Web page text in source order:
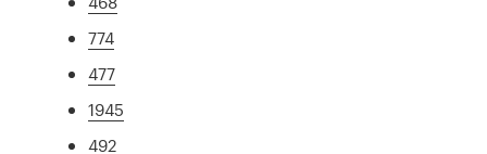
774
477
1945
492